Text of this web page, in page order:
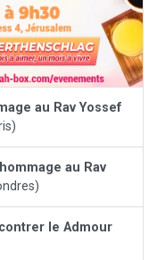
au Rav Yossef
au Rav
le Admour